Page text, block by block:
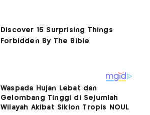
Waspada Hujan Lebat dan
Gelombang Tinggi di Sejumlah
Wilayah Akibat Siklon Tropis NOUL